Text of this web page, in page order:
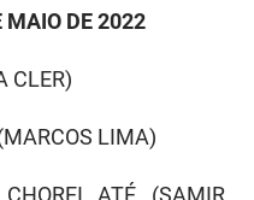
MAIO DE 2022
CLER)
LIMA)
ATÉ (SAMIR